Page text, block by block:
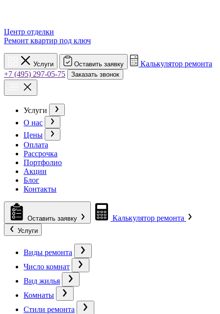
Центр отделки
Ремонт квартир под ключ
Услуги Оставить заявку
Калькулятор ремонта
+7 (495) 297-05-75
Заказать звонок
Услуги
О нас
Цены
Оплата
Рассрочка
Портфолио
Акции
Блог
Контакты
Оставить заявку Калькулятор ремонта
Услуги
Виды ремонта
Число комнат
Вид жилья
Комнаты
Стили ремонта